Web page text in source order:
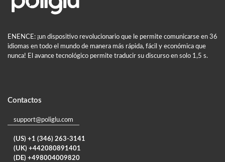
ENENCE: ¡un dispositivo revolucionario que le permite comunicarse en 36
idiomas en todo el mundo de manera más rápida, fácil y económica que
nunca! El avance tecnológico permite traducir su discurso en solo 1,5 s.
Contactos
support@poliglu.com
(US) +1 (346) 263-3141
(UK) +442080891401
(DE) +498004009820